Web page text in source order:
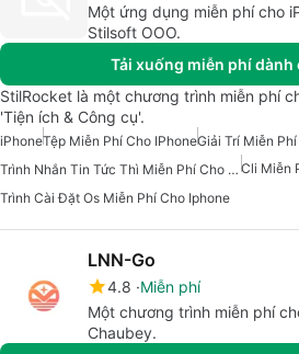
Một ứng dụng miễn phí cho
Stilsoft OOO.
Tải xuống miễn phí dành
StilRocket là một chương trình miễn phí
'Tiện ích & Công cụ'.
iPhoneTệp Miễn Phí Cho IPhoneGiải Trí Miễn
Trình Nhắn Tin Tức Thì Miễn Phí Cho IPhone Cli Miễn
Trình Cài Đặt Os Miễn Phí Cho Iphone
LNN-Go
4.8 Miễn phí
Một chương trình miễn phí
Chaubey.